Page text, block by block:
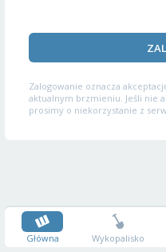
Zalogowanie oznacza
aktualnym brzmieniu. Jeśli nie
prosimy o niekorzystanie z
Główna Wykopalisko